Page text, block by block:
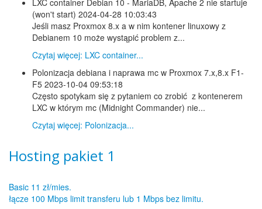
LXC container Debian 10 - MariaDB, Apache 2 nie startuje
(won't start) 2024-04-28 10:03:43
Jeśli masz Proxmox 8.x a w nim kontener linuxowy z
Debianem 10 może wystąpić problem z...
Czytaj więcej: LXC container...
Polonizacja debiana i naprawa mc w Proxmox 7.x,8.x F1-
F5 2023-10-04 09:53:18
Często spotykam się z pytaniem co zrobić z kontenerem
LXC w którym mc (Midnight Commander) nie...
Czytaj więcej: Polonizacja...
Hosting pakiet 1
Basic 11 zł/mies.
łącze 100 Mbps limit transferu lub 1 Mbps bez limitu.